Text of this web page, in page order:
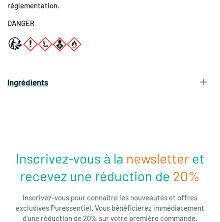
réglementation.
DANGER
Ingrédients
Inscrivez-vous à la newsletter et
recevez une réduction de 20%
Inscrivez-vous pour connaître les nouveautés et offres
exclusives Puressentiel. Vous bénéficierez immédiatement
d'une réduction de 20% sur votre première commande.